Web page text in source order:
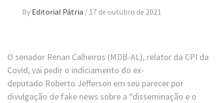
By Editorial Pátria / 17 de outubro de 2021
O senador Renan Calheiros (MDB-AL), relator da CPI da
Covid, vai pedir o indiciamento do ex-
deputado Roberto Jefferson em seu parecer por
divulgação de fake news sobre a “disseminação e o